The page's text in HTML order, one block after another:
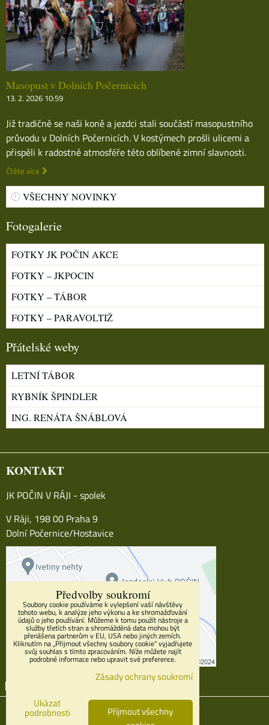
Masopust v Dolních Počernicích
13. 2. 2026 10:59
Již tradičně se naši koně a jezdci stali součástí masopustního
průvodu v Dolních Počernicích. V kostýmech prošli ulicemi a
přispěli k radostné atmosféře této oblíbené zimní slavnosti.
Čtěte více
VŠECHNY NOVINKY
Fotogalerie
FOTKY JK POČIN AKCE
FOTKY – JKPOCIN
FOTKY – TÁBOR
FOTKY – PARAVOLTIŽ
Přátelské weby
LETNÍ TÁBOR
RYBNÍK ŠPINDLER
ING. RENÁTA ŠNÁBLOVÁ
KONTAKT
JK POČIN V RÁJI - spolek
V Ráji, 198 00 Praha 9
Dolní Počernice/Hostavice
Instagram
Předvolby soukromí Zásady ochrany soukromí
Předvolby soukromí
Soubory cookie používáme k vylepšení vaší návštěvy
tohoto webu, k analýze jeho výkonu a ke shromažďování
údajů o jeho používání. Můžeme k tomu použít nástroje a
služby třetích stran a shromážděná data mohou být
přenášena partnerům v EU, USA nebo jiných zemích.
Kliknutím na „Přijmout všechny soubory cookie“ vyjadřujete
svůj souhlas s tímto zpracováním. Níže můžete najít
podrobné informace nebo upravit své preference.
Zásady ochrany soukromí
Ukázat
podrobnosti
Přijmout všechny